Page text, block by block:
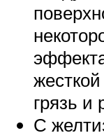
грязь и
С